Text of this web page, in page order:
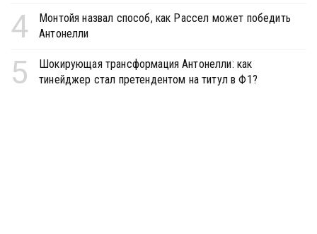
4
Монтойя назвал способ, как Рассел может победить
Антонелли
5
Шокирующая трансформация Антонелли: как
тинейджер стал претендентом на титул в Ф1?